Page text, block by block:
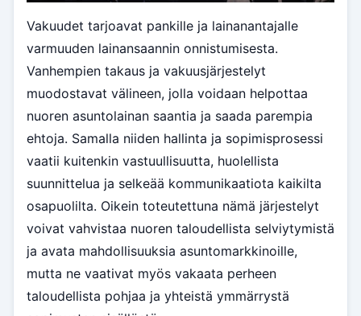
Vakuudet tarjoavat pankille ja lainanantajalle
varmuuden lainansaannin onnistumisesta.
Vanhempien takaus ja vakuusjärjestelyt
muodostavat välineen, jolla voidaan helpottaa
nuoren asuntolainan saantia ja saada parempia
ehtoja. Samalla niiden hallinta ja sopimisprosessi
vaatii kuitenkin vastuullisuutta, huolellista
suunnittelua ja selkeää kommunikaatiota kaikilta
osapuolilta. Oikein toteutettuna nämä järjestelyt
voivat vahvistaa nuoren taloudellista selviytymistä
ja avata mahdollisuuksia asuntomarkkinoille,
mutta ne vaativat myös vakaata perheen
taloudellista pohjaa ja yhteistä ymmärrystä